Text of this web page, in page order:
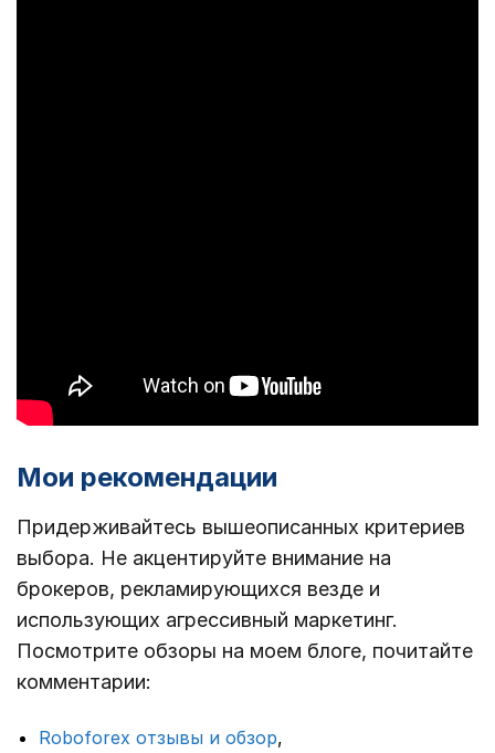
Мои рекомендации
Придерживайтесь вышеописанных критериев
выбора. Не акцентируйте внимание на
брокеров, рекламирующихся везде и
использующих агрессивный маркетинг.
Посмотрите обзоры на моем блоге, почитайте
комментарии:
Roboforex отзывы и обзор,